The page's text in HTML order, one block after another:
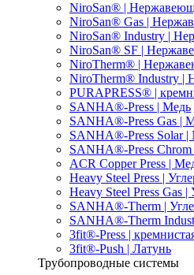
NiroSan® |
NiroSan® Gas |
NiroSan® Industry |
NiroSan® SF |
NiroTherm® |
NiroTherm® Industry |
PURAPRESS® |
SANHA®-Press | Медь
SANHA®-Press Gas |
SANHA®-Press Solar |
SANHA®-Press
ACR Copper Press |
Heavy Steel Press |
Heavy Steel Press Gas |
SANHA®-Therm |
SANHA®-Therm
3fit®-Press |
3fit®-Push | Латунь
Трубопроводные системы